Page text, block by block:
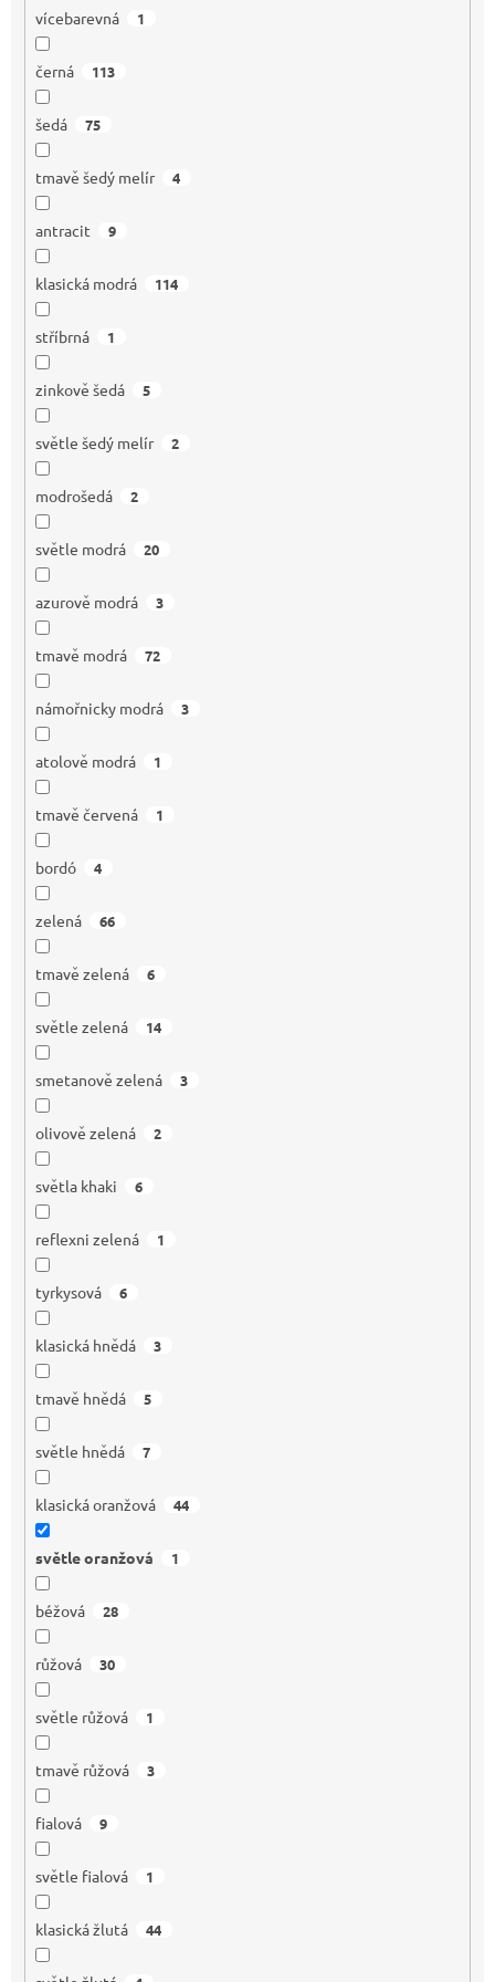
vícebarevná 1
černá 113
šedá 75
tmavě šedý melír 4
antracit 9
klasická modrá 114
stříbrná 1
zinkově šedá 5
světle šedý melír 2
modrošedá 2
světle modrá 20
azurově modrá 3
tmavě modrá 72
námořnicky modrá 3
atolově modrá 1
tmavě červená 1
bordó 4
zelená 66
tmavě zelená 6
světle zelená 14
smetanově zelená 3
olivově zelená 2
světla khaki 6
reflexni zelená 1
tyrkysová 6
klasická hnědá 3
tmavě hnědá 5
světle hnědá 7
klasická oranžová 44
světle oranžová 1
béžová 28
růžová 30
světle růžová 1
tmavě růžová 3
fialová 9
světle fialová 1
klasická žlutá 44